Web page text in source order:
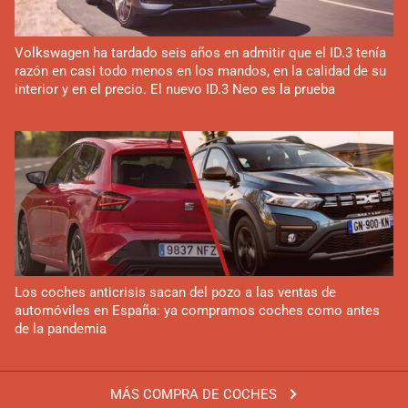
MÁS COMPRA DE COCHES
Volkswagen ha tardado seis años en admitir que el ID.3 tenía
razón en casi todo menos en los mandos, en la calidad de su
interior y en el precio. El nuevo ID.3 Neo es la prueba
Los coches anticrisis sacan del pozo a las ventas de
automóviles en España: ya compramos coches como antes
de la pandemia